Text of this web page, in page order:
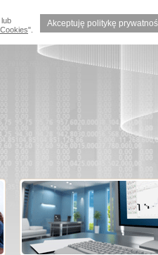
Akceptuję politykę
".